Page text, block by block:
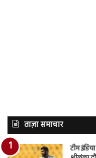
ताज़ा समाचार
टीम